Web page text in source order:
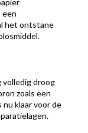
een
het ontstane
droog
zoals een
klaar voor de